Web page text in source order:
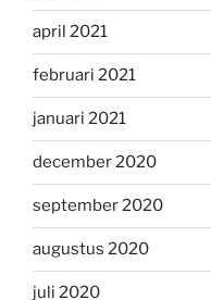
april 2021
februari 2021
januari 2021
december 2020
september 2020
augustus 2020
juli 2020